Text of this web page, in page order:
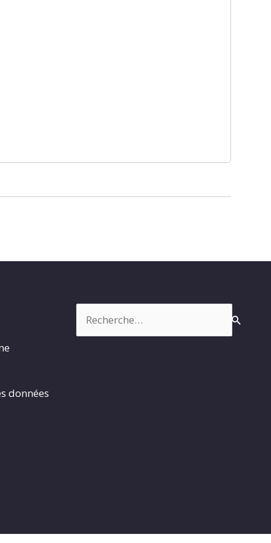
données